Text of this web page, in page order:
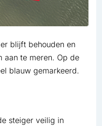
blijft behouden en
aan te meren. Op de
blauw gemarkeerd.
steiger veilig in